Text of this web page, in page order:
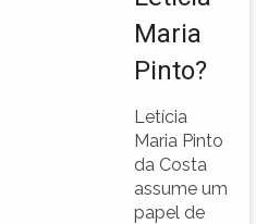
Maria
Pinto?
Letícia
Maria Pinto
da Costa
assume um
papel de